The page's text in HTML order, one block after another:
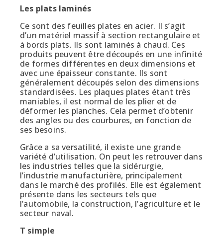
Les plats laminés
Ce sont des feuilles plates en acier. Il s’agit
d’un matériel massif à section rectangulaire et
à bords plats. Ils sont laminés à chaud. Ces
produits peuvent être découpés en une infinité
de formes différentes en deux dimensions et
avec une épaisseur constante. Ils sont
généralement découpés selon des dimensions
standardisées. Les plaques plates étant très
maniables, il est normal de les plier et de
déformer les planches. Cela permet d’obtenir
des angles ou des courbures, en fonction de
ses besoins.
Grâce a sa versatilité, il existe une grande
variété d’utilisation. On peut les retrouver dans
les industries telles que la sidérurgie,
l’industrie manufacturière, principalement
dans le marché des profilés. Elle est également
présente dans les secteurs tels que
l’automobile, la construction, l’agriculture et le
secteur naval.
T simple